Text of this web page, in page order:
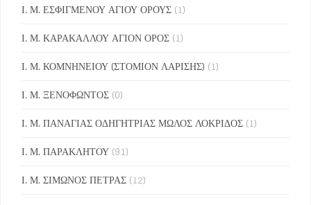
Ι. Μ. ΕΣΦΙΓΜΕΝΟΥ ΑΓΙΟΥ ΟΡΟΥΣ (1)
Ι. Μ. ΚΑΡΑΚΑΛΛΟΥ ΑΓΙΟΝ ΟΡΟΣ (1)
Ι. Μ. ΚΟΜΝΗΝΕΙΟΥ (ΣΤΟΜΙΟΝ ΛΑΡΙΣΗΣ) (1)
Ι. Μ. ΞΕΝΟΦΩΝΤΟΣ (0)
Ι. Μ. ΠΑΝΑΓΙΑΣ ΟΔΗΓΗΤΡΙΑΣ ΜΩΛΟΣ ΛΟΚΡΙΔΟΣ (1)
Ι. Μ. ΠΑΡΑΚΛΗΤΟΥ (91)
Ι. Μ. ΣΙΜΩΝΟΣ ΠΕΤΡΑΣ (12)